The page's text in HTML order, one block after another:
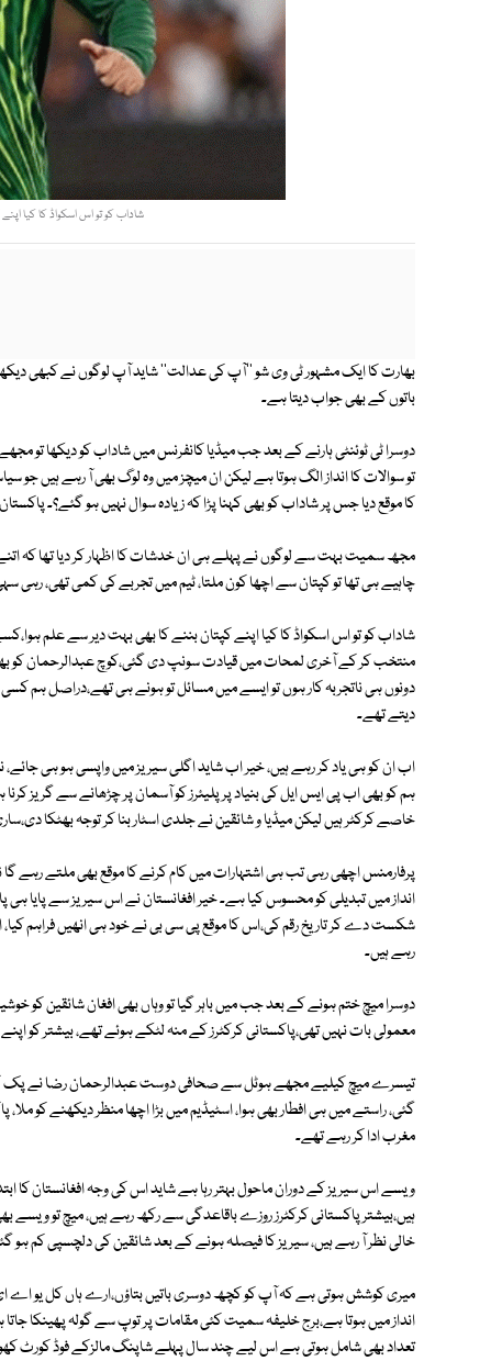
شاداب کو تو اس اسکواڈ کا کیا
بھارت کا ایک مشہور ٹی وی شو ''آپ کی عدالت'' شاید آپ لوگوں نے کبھی دیکھا
باتوں کے بھی جواب دیتا ہے۔
دوسرا ٹی ٹوئنٹی ہارنے کے بعد جب میڈیا کانفرنس میں شاداب کو دیکھا
تو سوالات کا انداز الگ ہوتا ہے لیکن ان میچز میں وہ لوگ بھی آ رہے ہیں جو
کا موقع دیا جس پر شاداب کو بھی کہنا پڑا کہ زیادہ سوال نہیں ہو گئے؟۔
مجھ سمیت بہت سے لوگوں نے پہلے ہی ان خدشات کا اظہار کر دیا تھا کہ اتنے
چاہیے ہی تھا تو کپتان سے اچھا کون ملتا، ٹیم میں تجربے کی کمی تھی، رہی
شاداب کو تو اس اسکواڈ کا کیا اپنے کپتان بننے کا بھی بہت دیر سے علم
منتخب کر کے آخری لمحات میں قیادت سونپ دی گئی،کوچ عبدالرحمان کو بھی
دونوں ہی ناتجربہ کار ہوں تو ایسے میں مسائل تو ہونے ہی تھے،دراصل ہم
دیتے تھے۔
اب ان کو ہی یاد کر رہے ہیں، خیر اب شاید اگلی سیریز میں واپسی ہو ہی
ہم کو بھی اب پی ایس ایل کی بنیاد پر پلیئرز کو آسمان پر چڑھانے سے گریز
خاصے کرکٹر ہیں لیکن میڈیا و شائقین نے جلدی اسٹار بنا کر توجہ بھٹکا
پرفارمنس اچھی رہی تب ہی اشتہارات میں کام کرنے کا موقع بھی ملتے رہے
شکست دے کر تاریخ رقم کی،اس کا موقع پی سی بی نے خود ہی انھیں فراہم کیا،
رہے ہیں۔
دوسرا میچ ختم ہونے کے بعد جب میں باہر گیا تو وہاں بھی افغان شائقین کو
معمولی بات نہیں تھی،پاکستانی کرکٹرز کے منہ لٹکے ہوئے تھے، بیشتر کو
تیسرے میچ کیلیے مجھے ہوٹل سے صحافی دوست عبدالرحمان رضا نے پک
گئی، راستے میں ہی افطار بھی ہوا، اسٹیڈیم میں بڑا اچھا منظر دیکھنے کو
مغرب ادا کر رہے تھے۔
ویسے اس سیریز کے دوران ماحول بہتر رہا ہے شاید اس کی وجہ افغانستان کا
ہیں،بیشتر پاکستانی کرکٹرز روزے باقاعدگی سے رکھ رہے ہیں، میچ تو ویسے
خالی نظر آ رہے ہیں، سیریز کا فیصلہ ہونے کے بعد شائقین کی دلچسپی کم ہو
میری کوشش ہوتی ہے کہ آپ کو کچھ دوسری باتیں بتاؤں،ارے ہاں کل یو اے ای
انداز میں ہوتا ہے،برج خلیفہ سمیت کئی مقامات پر توپ سے گولہ پھینکا
تعداد بھی شامل ہوتی ہے اس لیے چند سال پہلے شاپنگ مالزکے فوڈ کورٹ